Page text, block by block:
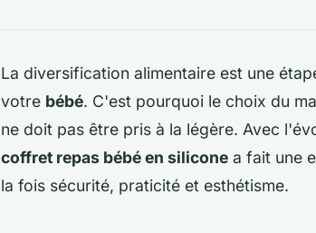
La diversification alimentaire est une
votre bébé. C'est pourquoi le choix du
ne doit pas être pris à la légère. Avec
coffret repas bébé en silicone a fait une
la fois sécurité, praticité et esthétisme.